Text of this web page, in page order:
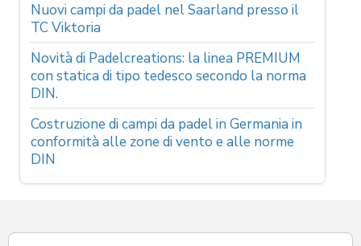
Nuovi campi da padel nel Saarland presso il
TC Viktoria
Novità di Padelcreations: la linea PREMIUM
con statica di tipo tedesco secondo la norma
DIN.
Costruzione di campi da padel in Germania in
conformità alle zone di vento e alle norme
DIN